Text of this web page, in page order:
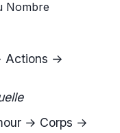
Actions →
→ Corps →